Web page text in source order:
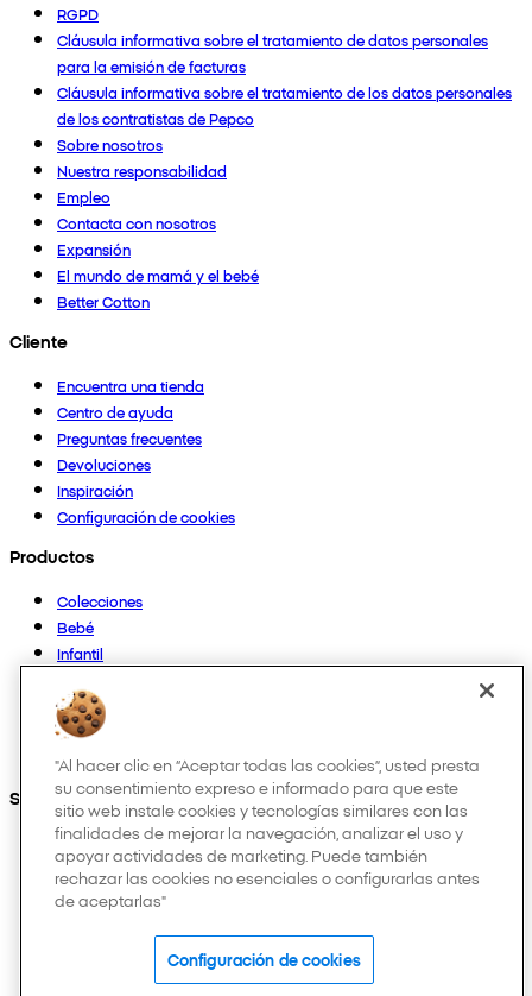
RGPD
Cláusula informativa sobre el tratamiento de datos personales
para la emisión de facturas
Cláusula informativa sobre el tratamiento de los datos personales
de los contratistas de Pepco
Sobre nosotros
Nuestra responsabilidad
Empleo
Contacta con nosotros
Expansión
El mundo de mamá y el bebé
Better Cotton
Cliente
Encuentra una tienda
Centro de ayuda
Preguntas frecuentes
Devoluciones
Inspiración
Configuración de cookies
Productos
Colecciones
Bebé
Infantil
Mujer
Hombre
Otros
Síguenos en:
"Al hacer clic en “Aceptar todas las cookies”, usted presta
su consentimiento expreso e informado para que este
sitio web instale cookies y tecnologías similares con las
finalidades de mejorar la navegación, analizar el uso y
apoyar actividades de marketing. Puede también
rechazar las cookies no esenciales o configurarlas antes
de aceptarlas"
Configuración de cookies